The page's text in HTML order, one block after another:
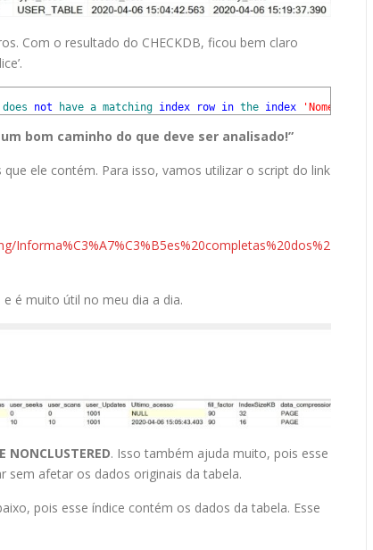
Com o resultado do CHECKDB, ficou bem claro
does not have a matching index row in the index 'NomeIndice'
bom caminho do que deve ser analisado!”
ele contém. Para isso, vamos utilizar o script do link
é muito útil no meu dia a dia.
NONCLUSTERED. Isso também ajuda muito, pois esse
sem afetar os dados originais da tabela.
pois esse índice contém os dados da tabela. Esse